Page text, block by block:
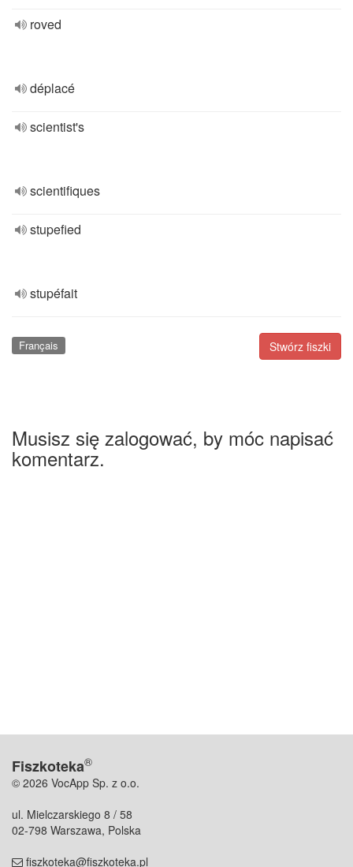
roved
déplacé
scientist's
scientifiques
stupefied
stupéfait
Stwórz fiszki
Français
Musisz się zalogować, by móc napisać
komentarz.
Fiszkoteka®
© 2026 VocApp Sp. z o.o.
ul. Mielczarskiego 8 / 58
02-798 Warszawa, Polska
fiszkoteka@fiszkoteka.pl